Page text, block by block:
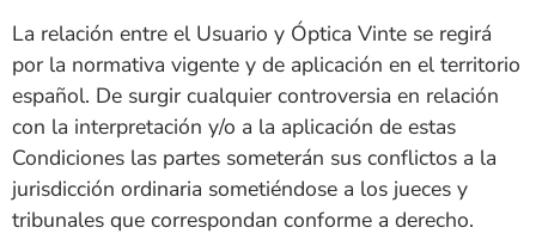
La relación entre el Usuario y Óptica Vinte se regirá
por la normativa vigente y de aplicación en el territorio
español. De surgir cualquier controversia en relación
con la interpretación y/o a la aplicación de estas
Condiciones las partes someterán sus conflictos a la
jurisdicción ordinaria sometiéndose a los jueces y
tribunales que correspondan conforme a derecho.